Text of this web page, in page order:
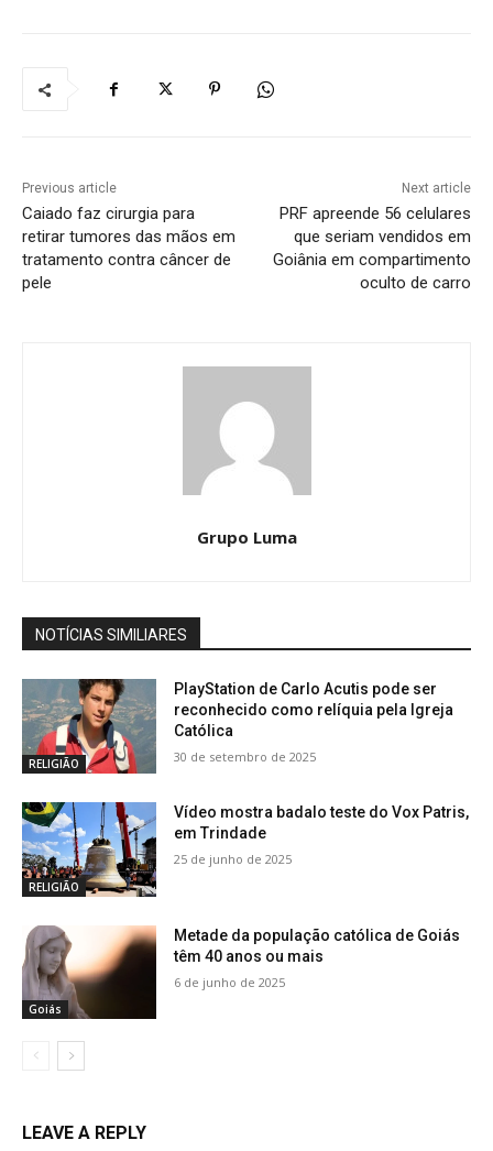
Previous article
Caiado faz cirurgia para
retirar tumores das mãos em
tratamento contra câncer de
pele
Next article
PRF apreende 56 celulares
que seriam vendidos em
Goiânia em compartimento
oculto de carro
Grupo Luma
NOTÍCIAS SIMILIARES
RELIGIÃO
PlayStation de Carlo Acutis pode ser
reconhecido como relíquia pela Igreja
Católica
30 de setembro de 2025
RELIGIÃO
Vídeo mostra badalo teste do Vox Patris,
em Trindade
25 de junho de 2025
Goiás
Metade da população católica de Goiás
têm 40 anos ou mais
6 de junho de 2025
LEAVE A REPLY